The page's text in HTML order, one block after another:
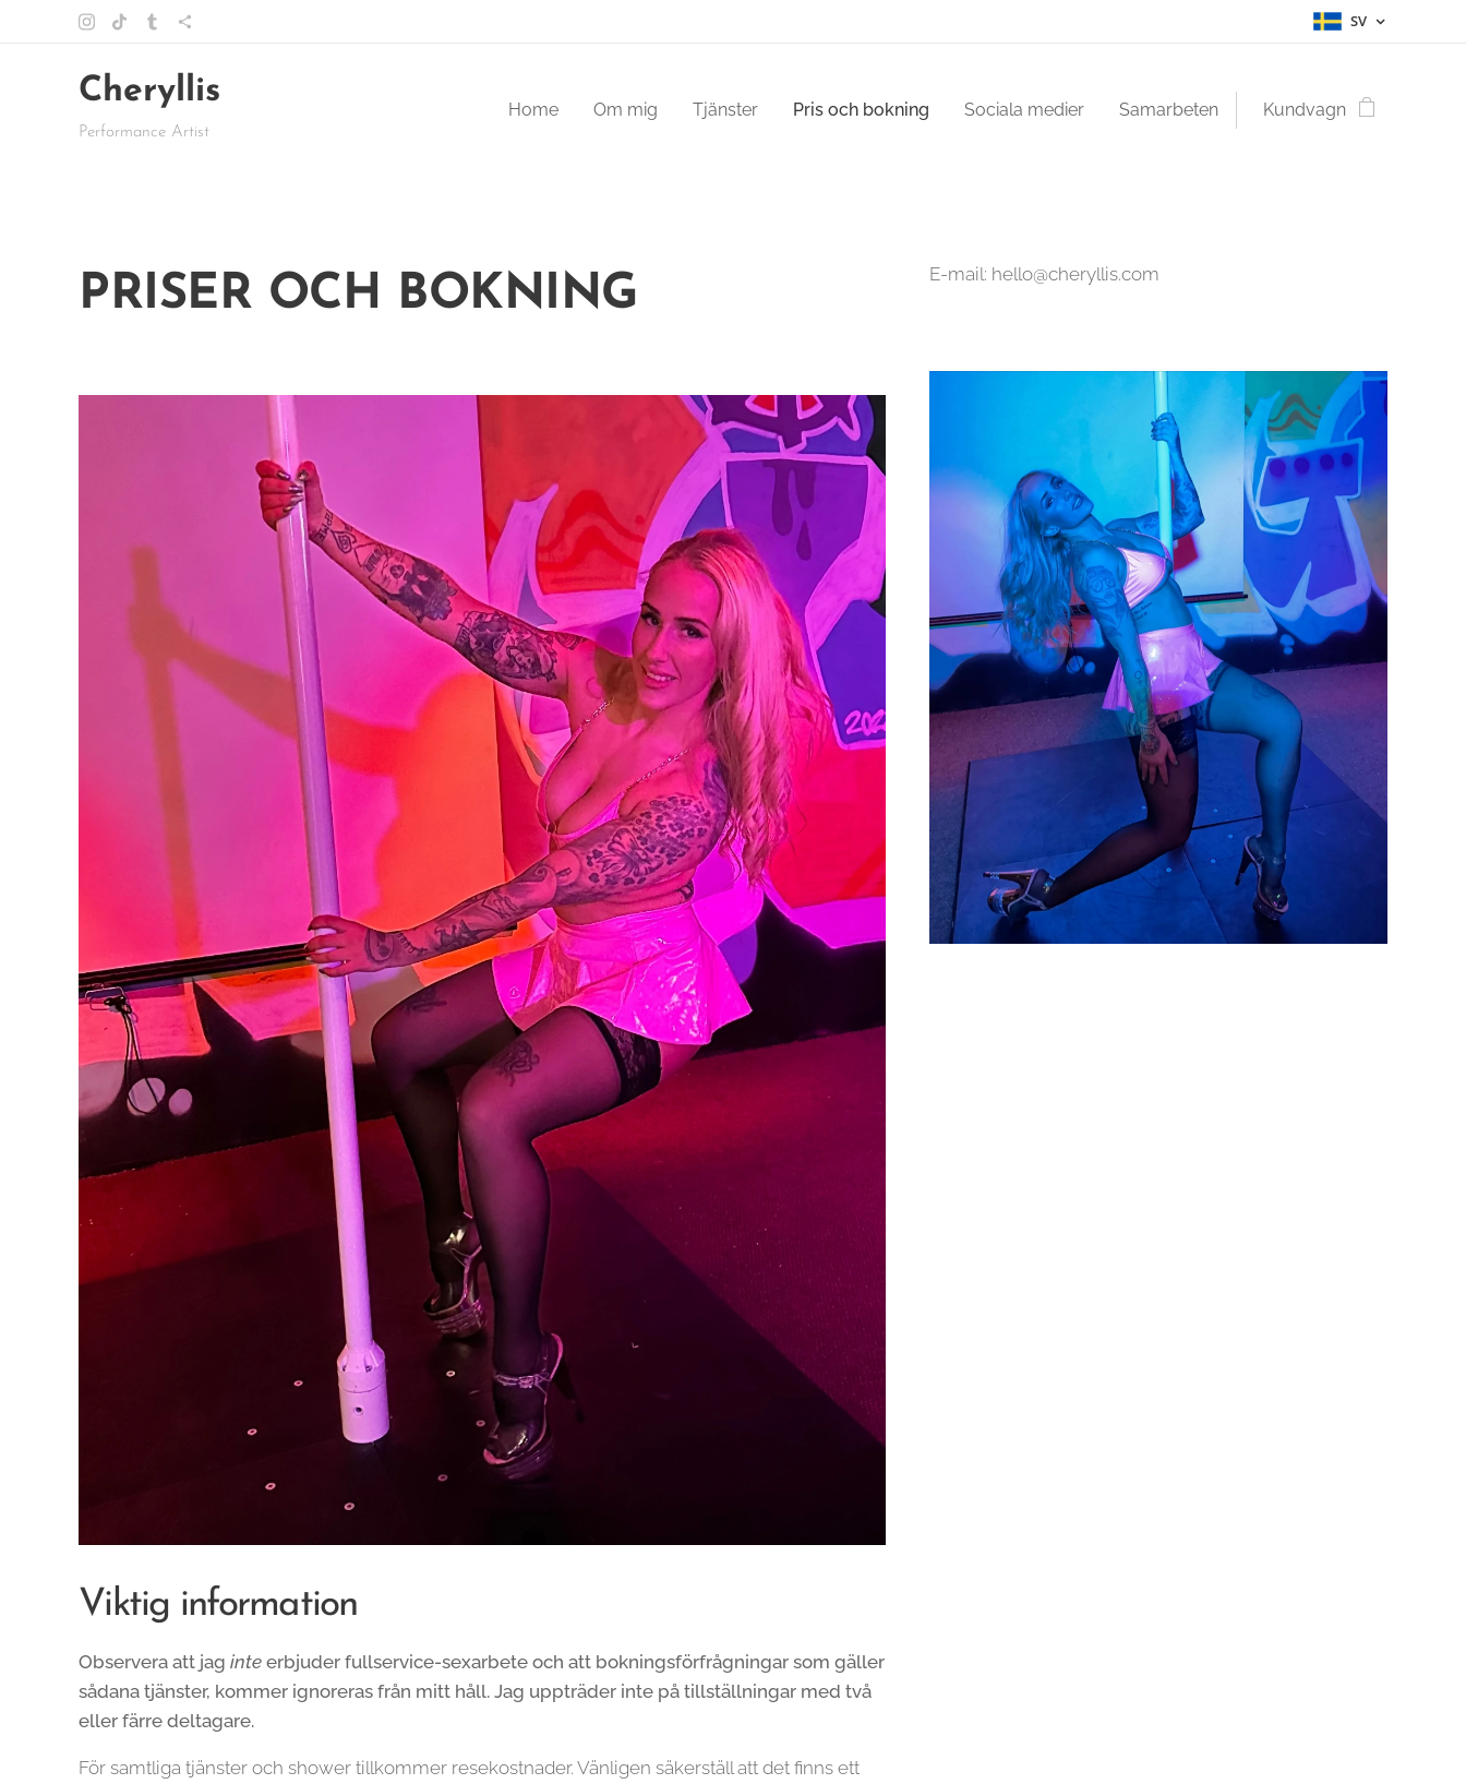
SV
Cheryllis
Performance Artist
Home Om mig Tjänster Pris och bokning Sociala medier Samarbeten Kundvagn
PRISER OCH BOKNING
Viktig information
Observera att jag inte erbjuder fullservice-sexarbete och att bokningsförfrågningar som gäller
sådana tjänster, kommer ignoreras från mitt håll. Jag uppträder inte på tillställningar med två
eller färre deltagare.
För samtliga tjänster och shower tillkommer resekostnader. Vänligen säkerställ att det finns ett
E-mail: hello@cheryllis.com